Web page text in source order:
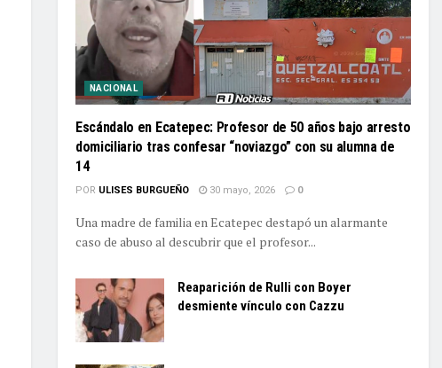
NACIONAL
Escándalo en Ecatepec: Profesor de 50 años bajo arresto
domiciliario tras confesar “noviazgo” con su alumna de
14
POR ULISES BURGUEÑO 30 mayo, 2026 0
Una madre de familia en Ecatepec destapó un alarmante
caso de abuso al descubrir que el profesor...
Reaparición de Rulli con Boyer
desmiente vínculo con Cazzu